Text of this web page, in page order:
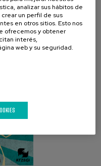
analizar sus hábitos de
un perfil de sus
en otros sitios. Esto nos
ofrecemos y obtener
interés,
web y su seguridad.